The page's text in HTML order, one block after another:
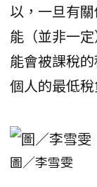
以，一旦有
能（並非一
能會被課稅
個人的最低
圖／李雪雯